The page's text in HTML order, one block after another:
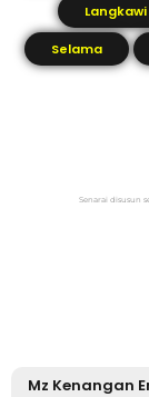
Langkawi
Selama
Senarai disusun
Mz Kenangan